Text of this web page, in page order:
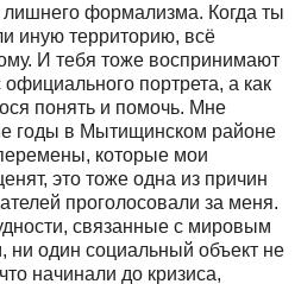
формализма. Когда ты
иную территорию, всё
И тебя тоже воспринимают
портрета, а как
понять и помочь. Мне
годы в Мытищинском районе
которые мои
это тоже одна из причин
проголосовали за меня.
связанные с мировым
ни один социальный объект не
начинали до кризиса,